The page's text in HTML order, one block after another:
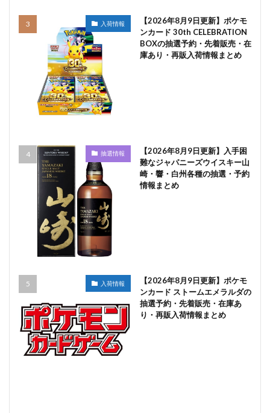
入荷情報
【2026年8月9日更新】ポケモ
ンカード 30th CELEBRATION
BOXの抽選予約・先着販売・在
庫あり・再販入荷情報まとめ
抽選情報
【2026年8月9日更新】入手困
難なジャパニーズウイスキー山
崎・響・白州各種の抽選・予約
情報まとめ
入荷情報
【2026年8月9日更新】ポケモ
ンカード ストームエメラルダの
抽選予約・先着販売・在庫あ
り・再販入荷情報まとめ